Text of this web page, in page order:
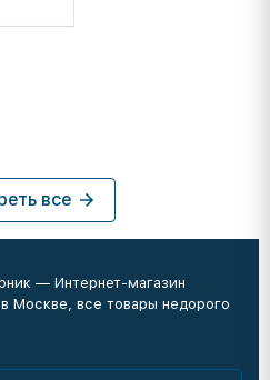
все
— Интернет-магазин
Москве, все товары недорого